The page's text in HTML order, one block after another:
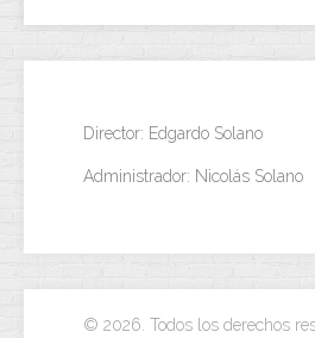
Director: Edgardo Solano
Administrador: Nicolás Solano
© 2026. Todos los derechos